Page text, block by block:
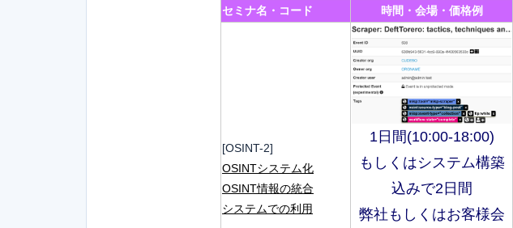
セミナ名・コード 時間・会場・価格例
[OSINT-2]
OSINTシステム化
OSINT情報の統合
システムでの利用
1日間(10:00-18:00)
もしくはシステム構築
込みで2日間
弊社もしくはお客様会